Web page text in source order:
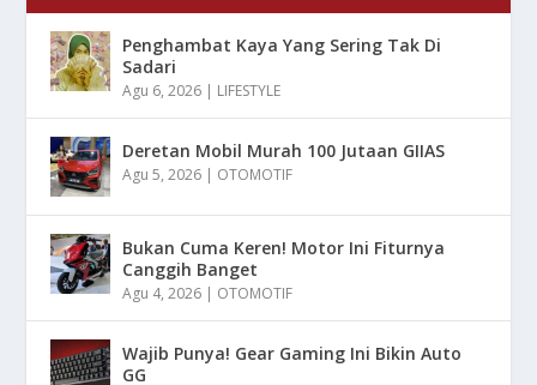
Penghambat Kaya Yang Sering Tak Di
Sadari
Agu 6, 2026 | LIFESTYLE
Deretan Mobil Murah 100 Jutaan GIIAS
Agu 5, 2026 | OTOMOTIF
Bukan Cuma Keren! Motor Ini Fiturnya
Canggih Banget
Agu 4, 2026 | OTOMOTIF
Wajib Punya! Gear Gaming Ini Bikin Auto
GG